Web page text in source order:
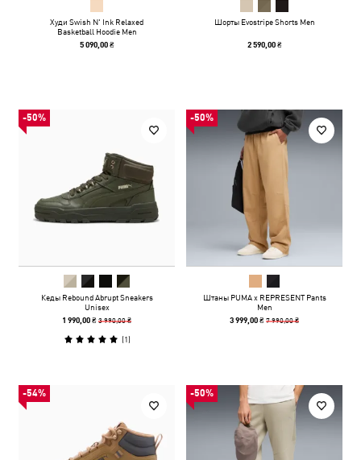
Худи Swish N' Ink Relaxed
Basketball Hoodie Men
5 090,00 ₴
Шорты Evostripe Shorts Men
2 590,00 ₴
-50%
Кеды Rebound Abrupt Sneakers
Unisex
1 990,00 ₴3 990,00 ₴
(1)
-50%
Штаны PUMA x REPRESENT Pants
Men
3 999,00 ₴7 990,00 ₴
-54% -50%